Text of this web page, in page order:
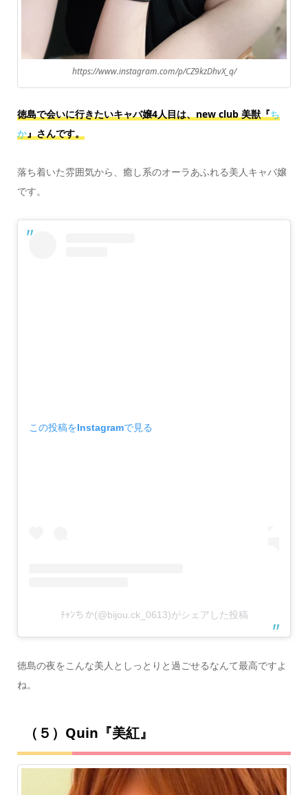
https://www.instagram.com/p/CZ9kzDhvX_q/
徳島で会いに行きたいキャバ嬢4人目は、new club 美獣『ち
か』さんです。
落ち着いた雰囲気から、癒し系のオーラあふれる美人キャバ嬢
です。
この投稿をInstagramで見る
ﾁｬﾝちか(@bijou.ck_0613)がシェアした投稿
徳島の夜をこんな美人としっとりと過ごせるなんて最高ですよ
ね。
（５）Quin『美紅』